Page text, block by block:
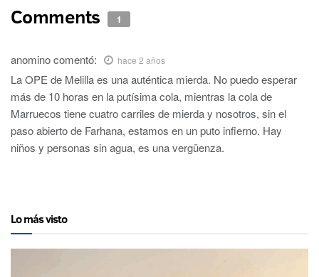
Comments 1
anominocomentó: hace 2 años
La OPE de Melilla es una auténtica mierda. No puedo esperar
más de 10 horas en la putísima cola, mientras la cola de
Marruecos tiene cuatro carriles de mierda y nosotros, sin el
paso abierto de Farhana, estamos en un puto infierno. Hay
niños y personas sin agua, es una vergüenza.
Lo más visto